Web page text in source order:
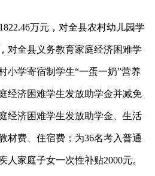
万元，对全县农村幼儿园学
对全县义务教育家庭经济困难学
小学寄宿制学生“一蛋一奶”营养
经济困难学生发放助学金并减免
经济困难学生发放助学金、生活
材费、住宿费；为36名考入普通
人家庭子女一次性补贴2000元。